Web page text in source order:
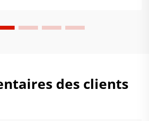
des clients